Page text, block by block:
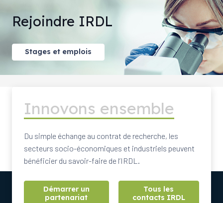
Rejoindre IRDL
Stages et emplois
Innovons ensemble
Du simple échange au contrat de recherche, les
secteurs socio-économiques et industriels peuvent
bénéficier du savoir-faire de l’IRDL.
Démarrer un
partenariat
Tous les
contacts IRDL